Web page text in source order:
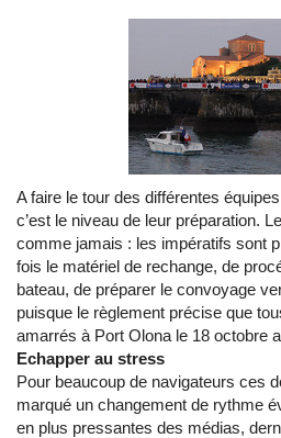
A faire le tour des différentes
c’est le niveau de leur préparation.
comme jamais : les impératifs sont
fois le matériel de rechange, de
bateau, de préparer le convoyage
puisque le règlement précise que
amarrés à Port Olona le 18 octobre
Echapper au stress
Pour beaucoup de navigateurs ces
marqué un changement de rythme
en plus pressantes des médias,